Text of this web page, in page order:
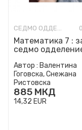
СЕДМО ОДДЕЛЕНИЕ
Математика 7 :
седмо
: учебник
Автор : Валентина
Гоговска, Снежана
Ристовска
885 МКД
14,32 EUR